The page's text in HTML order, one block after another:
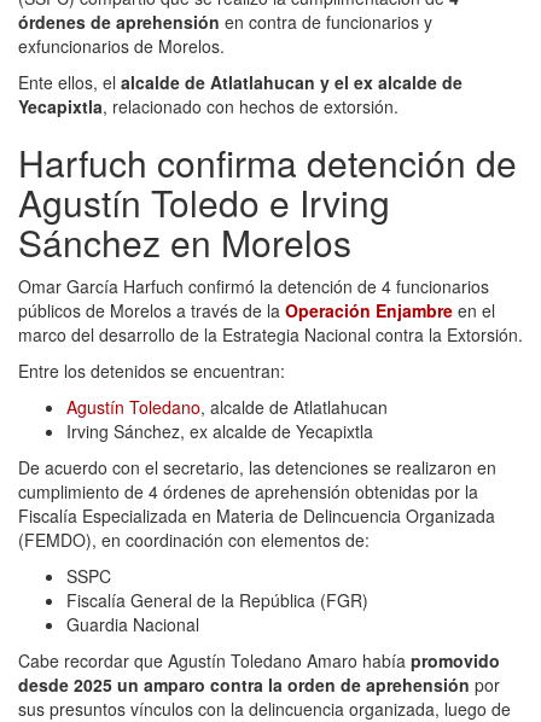
órdenes de aprehensión en contra de funcionarios y
exfuncionarios de Morelos.
Ente ellos, el alcalde de Atlatlahucan y el ex alcalde de
Yecapixtla, relacionado con hechos de extorsión.
Harfuch confirma detención de
Agustín Toledo e Irving
Sánchez en Morelos
Omar García Harfuch confirmó la detención de 4 funcionarios
públicos de Morelos a través de la Operación Enjambre en el
marco del desarrollo de la Estrategia Nacional contra la Extorsión.
Entre los detenidos se encuentran:
Agustín Toledano, alcalde de Atlatlahucan
Irving Sánchez, ex alcalde de Yecapixtla
De acuerdo con el secretario, las detenciones se realizaron en
cumplimiento de 4 órdenes de aprehensión obtenidas por la
Fiscalía Especializada en Materia de Delincuencia Organizada
(FEMDO), en coordinación con elementos de:
SSPC
Fiscalía General de la República (FGR)
Guardia Nacional
Cabe recordar que Agustín Toledano Amaro había promovido
desde 2025 un amparo contra la orden de aprehensión por
sus presuntos vínculos con la delincuencia organizada, luego de